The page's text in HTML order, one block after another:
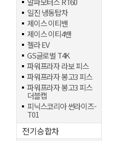
일진 냉동탑차
제이스 이티밴
제이스 이티4밴
젤라 EV
GS글로벌 T4K
파워프라자 라보 피스
파워프라자 봉고3 피스
파워프라자 봉고3 피스
더블캡
피닉스코리아 썬라이즈-
T01
전기승합차